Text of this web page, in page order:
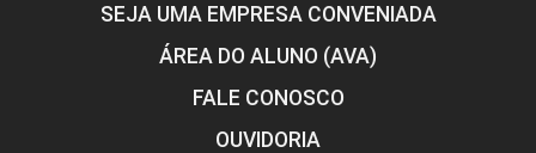
SEJA UMA EMPRESA CONVENIADA
ÁREA DO ALUNO (AVA)
FALE CONOSCO
OUVIDORIA